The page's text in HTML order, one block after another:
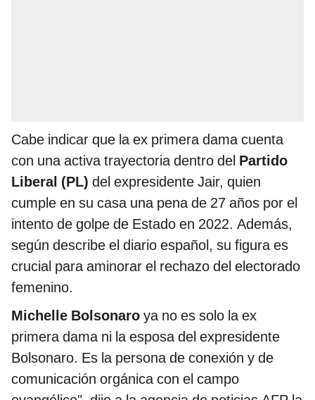
Cabe indicar que la ex primera dama cuenta
con una activa trayectoria dentro del Partido
Liberal (PL) del expresidente Jair, quien
cumple en su casa una pena de 27 años por el
intento de golpe de Estado en 2022. Además,
según describe el diario español, su figura es
crucial para aminorar el rechazo del electorado
femenino.
Michelle Bolsonaro ya no es solo la ex
primera dama ni la esposa del expresidente
Bolsonaro. Es la persona de conexión y de
comunicación orgánica con el campo